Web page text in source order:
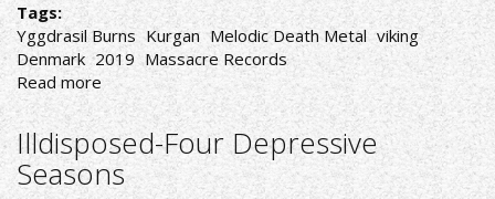
Tags:
Yggdrasil Burns Kurgan Melodic Death Metal viking
Denmark 2019 Massacre Records
Read more about
ΥΠΟΚΑΤΑΣΤΑΤΟ
AMON
AMARTH
Illdisposed-Four Depressive
Seasons